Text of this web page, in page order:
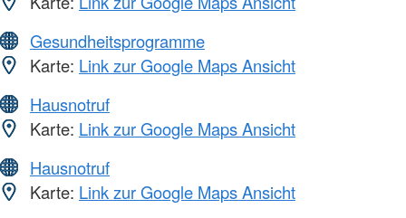
Gesundheitsprogramme
Karte: Link zur Google Maps Ansicht
Hausnotruf
Karte: Link zur Google Maps Ansicht
Hausnotruf
Karte: Link zur Google Maps Ansicht